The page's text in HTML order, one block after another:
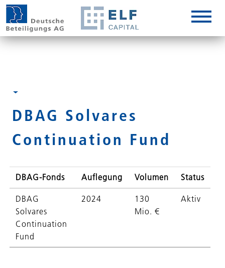
DBAG Solvares
Continuation Fund
DBAG-Fonds Auflegung Volumen Status
DBAG
Solvares
Continuation
Fund
2024
130
Mio. €
Aktiv